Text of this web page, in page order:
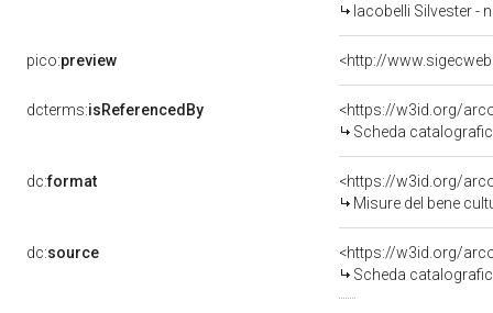
Iacobelli Silvester -
pico:preview
dcterms:isReferencedBy
<https://w3id.org/
Scheda
dc:format
<https://w3id.org/
Misure del bene
dc:source
<https://w3id.org/
Scheda